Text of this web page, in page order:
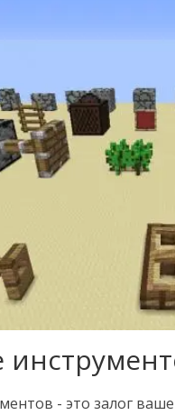
- это залог